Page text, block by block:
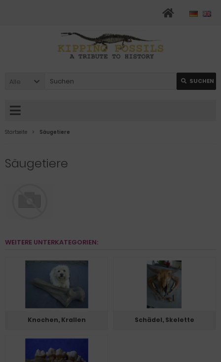
Alle SUCHEN
Startseite Säugetiere
Säugetiere
WEITERE UNTERKATEGORIEN:
Knochen, Krallen Schädel, Skelette